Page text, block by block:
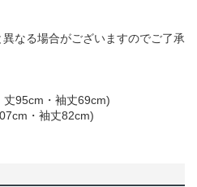
なる場合がございますのでご了承
95cm・袖丈69cm)
・袖丈82cm)